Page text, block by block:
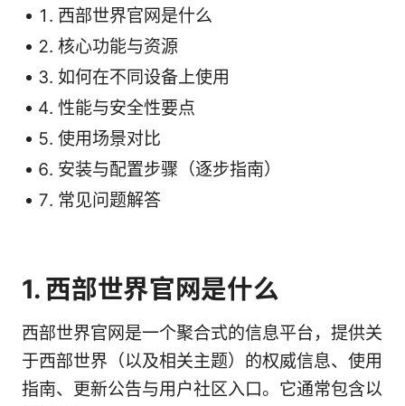
西部世界官网是什么
核心功能与资源
如何在不同设备上使用
性能与安全性要点
使用场景对比
安装与配置步骤（逐步指南）
常见问题解答
1. 西部世界官网是什么
西部世界官网是一个聚合式的信息平台，提供关
于西部世界（以及相关主题）的权威信息、使用
指南、更新公告与用户社区入口。它通常包含以